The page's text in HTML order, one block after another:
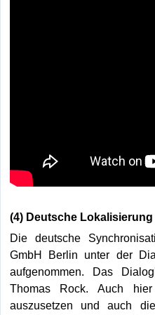
(4) Deutsche Lokalisierung
Die deutsche
GmbH Berlin unter der
aufgenommen. Das
Thomas Rock. Auch
auszusetzen und auch